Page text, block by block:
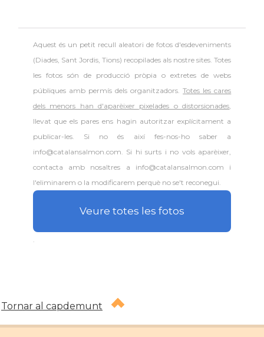
Aquest és un petit recull aleatori defotos d'esdeveniments
(Diades, Sant Jordis, Tions) recopilades als nostre sites. Totes
les fotos són de producció pròpia o extretes de webs
públiques amb permís dels organitzadors.Totes les cares
dels menors han d'aparèixer pixelades o distorsionades,
llevat que els pares ens hagin autoritzar explícitament a
publicar-les. Si no és així fes-nos-ho saber a
info@catalansalmon.com. Si hi surts i no vols aparèixer,
contacta amb nosaltres a info@catalansalmon.com i
l'eliminarem o la modificarem perquè no se't reconegui.
Veure totes les fotos
Tornar al capdemunt